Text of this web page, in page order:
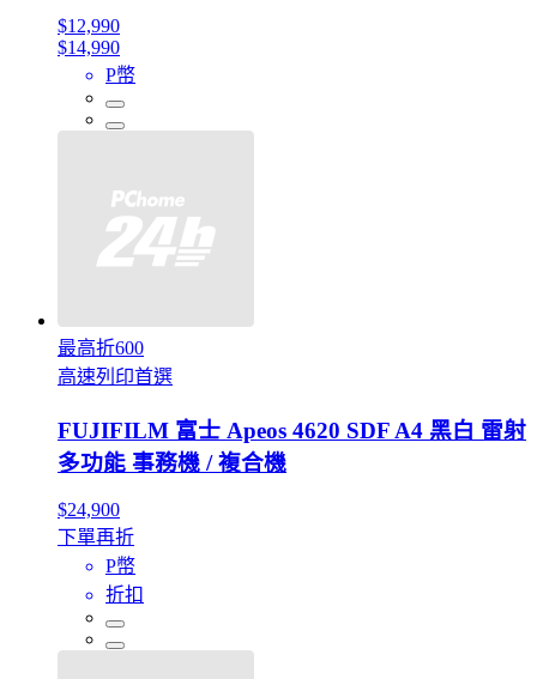
$12,990
$14,990
P幣
最高折600
高速列印首選
FUJIFILM 富士 Apeos 4620 SDF A4 黑白 雷射
多功能 事務機 / 複合機
$24,900
下單再折
P幣
折扣